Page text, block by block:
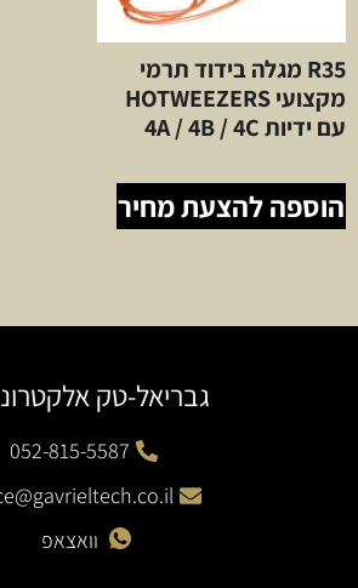
R35 מגלה בידוד תרמי
מקצועי HOTWEEZERS
עם ידיות 4A / 4B / 4C
הוספה להצעת מחיר
גבריאל-טק
052-815-5587
וואצאפ